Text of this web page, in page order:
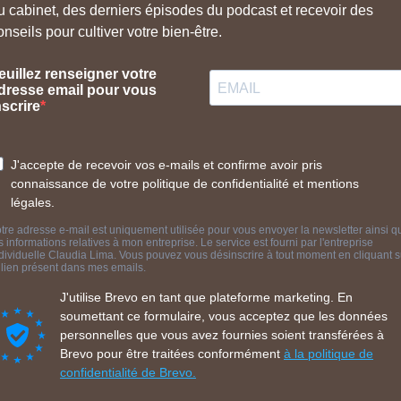
cabinet, des derniers épisodes du podcast et recevoir des
pour cultiver votre bien-être.
renseigner votre
email pour vous
J'accepte de recevoir vos e-mails et confirme avoir pris
connaissance de votre politique de confidentialité et mentions
légales.
adresse e-mail est uniquement utilisée pour vous envoyer la newsletter ainsi
informations relatives à mon entreprise. Le service est fourni par l'entreprise
Claudia Lima. Vous pouvez vous désinscrire à tout moment en cliquant
lien présent dans mes emails.
J'utilise Brevo en tant que plateforme marketing. En
soumettant ce formulaire, vous acceptez que les données
personnelles que vous avez fournies soient transférées à
Brevo pour être traitées conformément à la politique de
confidentialité de Brevo.